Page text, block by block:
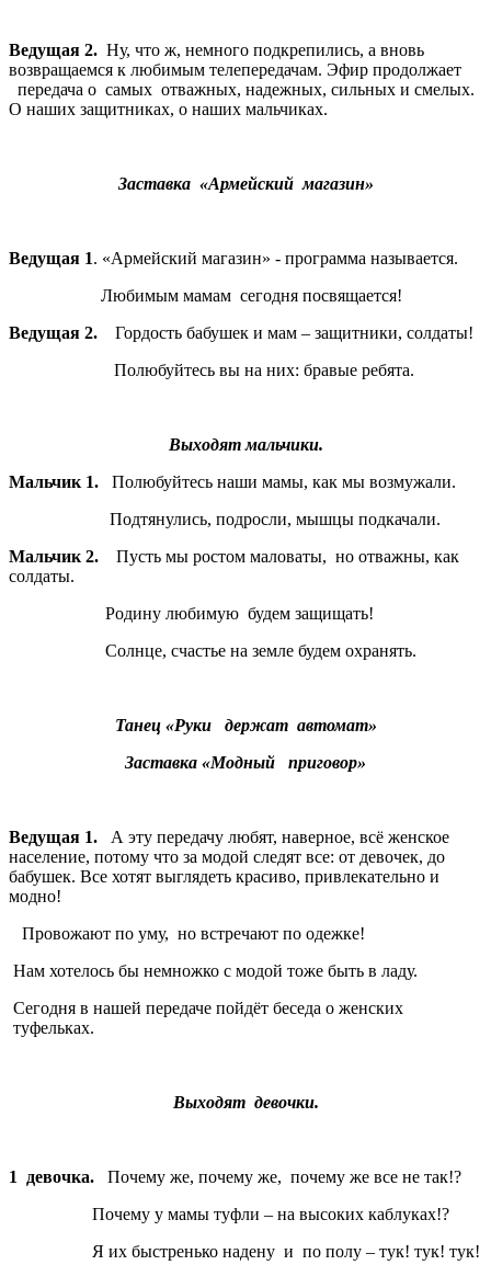
Ведущая 2. Ну, что ж, немного подкрепились, а вновь
возвращаемся к любимым телепередачам. Эфир продолжает
передача о самых отважных, надежных, сильных и смелых.
О наших защитниках, о наших мальчиках.
Заставка «Армейский магазин»
Ведущая 1. «Армейский магазин» - программа называется.
Любимым мамам сегодня посвящается!
Ведущая 2. Гордость бабушек и мам – защитники, солдаты!
Полюбуйтесь вы на них: бравые ребята.
Выходят мальчики.
Мальчик 1. Полюбуйтесь наши мамы, как мы возмужали.
Подтянулись, подросли, мышцы подкачали.
Мальчик 2. Пусть мы ростом маловаты, но отважны, как
солдаты.
Родину любимую будем защищать!
Солнце, счастье на земле будем охранять.
Танец «Руки держат автомат»
Заставка «Модный приговор»
Ведущая 1. А эту передачу любят, наверное, всё женское
население, потому что за модой следят все: от девочек, до
бабушек. Все хотят выглядеть красиво, привлекательно и
модно!
Провожают по уму, но встречают по одежке!
Нам хотелось бы немножко с модой тоже быть в ладу.
Сегодня в нашей передаче пойдёт беседа о женских
туфельках.
Выходят девочки.
1 девочка. Почему же, почему же, почему же все не так!?
Почему у мамы туфли – на высоких каблуках!?
Я их быстренько надену и по полу – тук! тук! тук!